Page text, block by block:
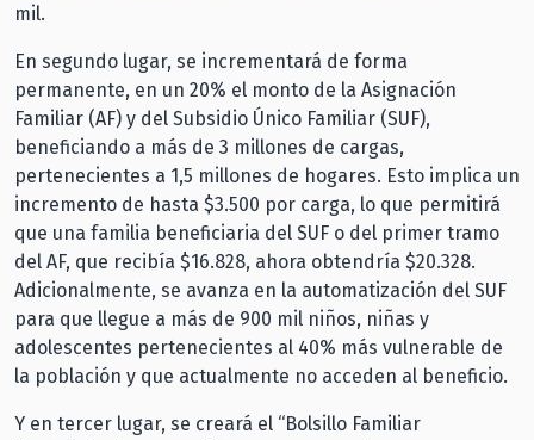
mil.
En segundo lugar, se incrementará de forma
permanente, en un 20% el monto de la Asignación
Familiar (AF) y del Subsidio Único Familiar (SUF),
beneficiando a más de 3 millones de cargas,
pertenecientes a 1,5 millones de hogares. Esto implica un
incremento de hasta $3.500 por carga, lo que permitirá
que una familia beneficiaria del SUF o del primer tramo
del AF, que recibía $16.828, ahora obtendría $20.328.
Adicionalmente, se avanza en la automatización del SUF
para que llegue a más de 900 mil niños, niñas y
adolescentes pertenecientes al 40% más vulnerable de
la población y que actualmente no acceden al beneficio.
Y en tercer lugar, se creará el “Bolsillo Familiar